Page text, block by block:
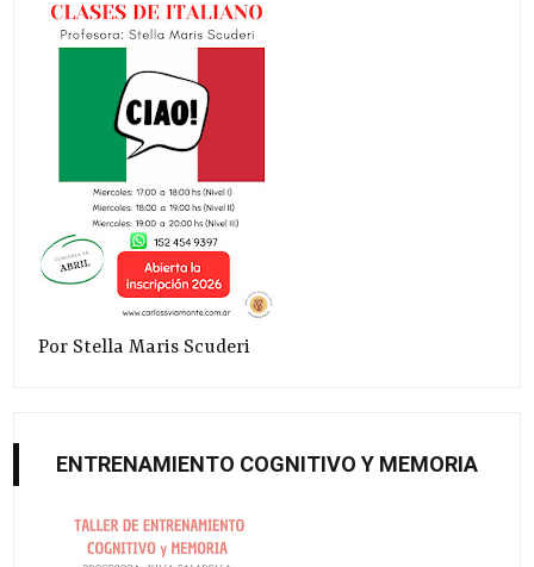
Por Stella Maris Scuderi
ENTRENAMIENTO COGNITIVO Y MEMORIA